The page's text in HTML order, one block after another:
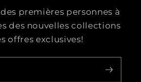
premières personnes à
des nouvelles collections
offres exclusives!